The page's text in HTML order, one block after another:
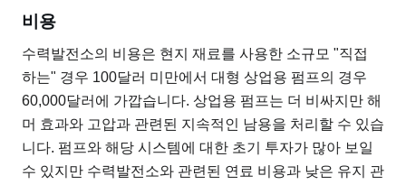
비용
수력발전소의 비용은 현지 재료를 사용한 소규모 "직접
하는" 경우 100달러 미만에서 대형 상업용 펌프의 경우
60,000달러에 가깝습니다. 상업용 펌프는 더 비싸지만 해
머 효과와 고압과 관련된 지속적인 남용을 처리할 수 있습
니다. 펌프와 해당 시스템에 대한 초기 투자가 많아 보일
수 있지만 수력발전소와 관련된 연료 비용과 낮은 유지 관